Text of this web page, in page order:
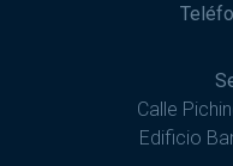
Calle
Edificio